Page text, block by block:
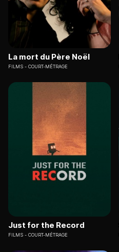
La mort du Père Noël
FILMS COURT-MÉTRAGE
Just for the Record
FILMS COURT-MÉTRAGE